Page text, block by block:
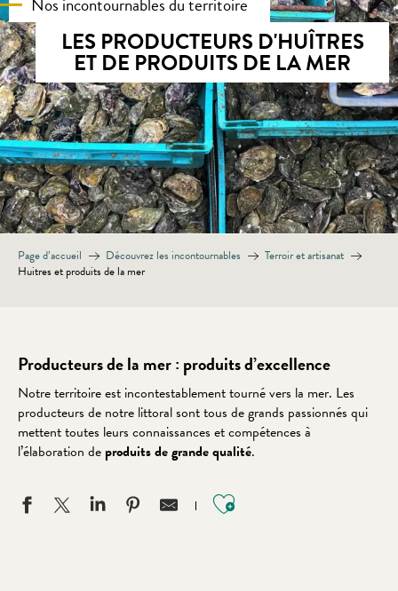
LES PRODUCTEURS D'HUÎTRES
ET DE PRODUITS DE LA MER
Page d’accueil Découvrez les incontournables
Terroir et artisanat
Huitres et produits de la mer
Producteurs de la mer : produits d’excellence
Notre territoire est incontestablement tourné vers la mer. Les
producteurs de notre littoral sont tous de grands passionnés qui
mettent toutes leurs connaissances et compétences à
l’élaboration de produits de grande qualité.
Ajouter aux